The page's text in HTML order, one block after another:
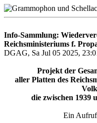
Info-Sammlung:
Reichsministeriums f.
DGAG, Sa Jul 05 2025,
Projekt der
aller Platten des
die zwischen 1939
Ein